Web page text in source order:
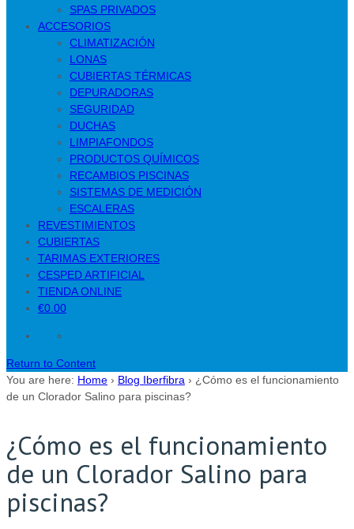
SPAS PRIVADOS
ACCESORIOS
CLIMATIZACIÓN
LONAS
CUBIERTAS TÉRMICAS
DEPURADORAS
SEGURIDAD
DUCHAS
LIMPIAFONDOS
PRODUCTOS QUÍMICOS
RECAMBIOS PISCINAS
SISTEMAS DE MEDICIÓN
ESCALERAS
REVESTIMIENTOS
CUBIERTAS
TARIMAS EXTERIORES
CESPED ARTIFICIAL
TIENDA ONLINE
€0.00
Return to Content
You are here: Home › Blog Iberfibra › ¿Cómo es el funcionamiento
de un Clorador Salino para piscinas?
¿Cómo es el funcionamiento
de un Clorador Salino para
piscinas?